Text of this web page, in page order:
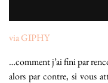
via GIPHY
…comment j’ai fini par
alors par contre, si vous